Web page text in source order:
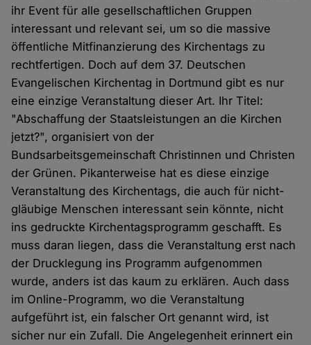
ihr Event für alle gesellschaftlichen Gruppen
interessant und relevant sei, um so die massive
öffentliche Mitfinanzierung des Kirchentags zu
rechtfertigen. Doch auf dem 37. Deutschen
Evangelischen Kirchentag in Dortmund gibt es nur
eine einzige Veranstaltung dieser Art. Ihr Titel:
"Abschaffung der Staatsleistungen an die Kirchen
jetzt?", organisiert von der
Bundsarbeitsgemeinschaft Christinnen und Christen
der Grünen. Pikanterweise hat es diese einzige
Veranstaltung des Kirchentags, die auch für nicht-
gläubige Menschen interessant sein könnte, nicht
ins gedruckte Kirchentagsprogramm geschafft. Es
muss daran liegen, dass die Veranstaltung erst nach
der Drucklegung ins Programm aufgenommen
wurde, anders ist das kaum zu erklären. Auch dass
im Online-Programm, wo die Veranstaltung
aufgeführt ist, ein falscher Ort genannt wird, ist
sicher nur ein Zufall. Die Angelegenheit erinnert ein